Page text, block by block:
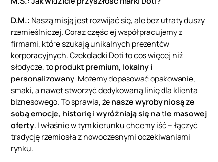
D.M.: Naszą misją jest rozwijać się, ale bez utraty duszy
rzemieślniczej. Coraz częściej współpracujemy z
firmami, które szukają unikalnych prezentów
korporacyjnych. Czekoladki Doti to coś więcej niż
słodycze, toprodukt premium, lokalny i
personalizowany. Możemy dopasować opakowanie,
smaki, a nawet stworzyć dedykowaną linię dla klienta
biznesowego. To sprawia, żenasze wyroby niosą ze
sobą emocje, historię i wyróżniają się na tle masowej
oferty. I właśnie w tym kierunku chcemy iść – łączyć
tradycję rzemiosła z nowoczesnymi oczekiwaniami
rynku.